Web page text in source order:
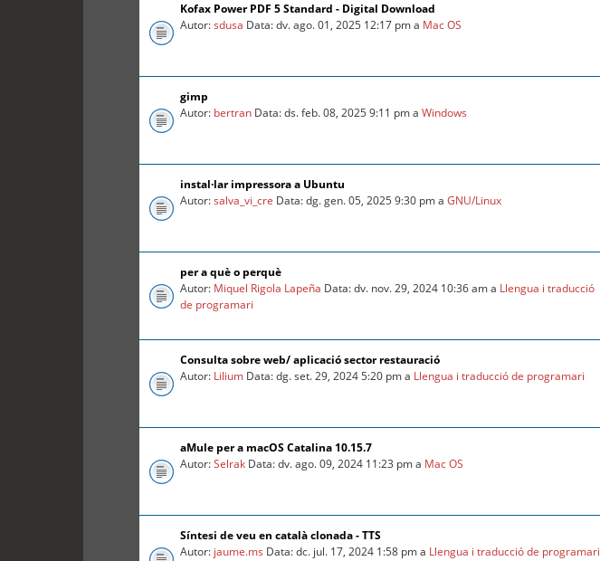
Kofax Power PDF 5 Standard - Digital Download
Autor:sdusa Data: dv. ago. 01, 2025 12:17 pm a Mac OS
gimp
Autor: bertran Data: ds. feb. 08, 2025 9:11 pm aWindows
instal·lar impressora a Ubuntu
Autor:salva_vi_cre Data: dg. gen. 05, 2025 9:30 pm aGNU/Linux
per a què o perquè
Autor: Miquel Rigola Lapeña Data: dv. nov. 29, 2024 10:36 am a Llengua i traducció
de programari
Consulta sobre web/ aplicació sector restauració
Autor: Lilium Data: dg. set. 29, 2024 5:20 pm a Llengua i traducció de programari
aMule per a macOS Catalina 10.15.7
Autor:Selrak Data: dv. ago. 09, 2024 11:23 pm a Mac OS
Síntesi de veu en català clonada - TTS
Autor: jaume.ms Data: dc. jul. 17, 2024 1:58 pm a Llengua i traducció de programari